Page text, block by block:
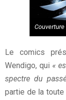
Le comics
Wendigo, qui «
spectre du
partie de la toute